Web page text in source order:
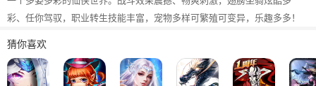
彩、任你驾驭，职业转生技能丰富，宠物多样可繁殖可变异，乐趣多多！
猜你喜欢